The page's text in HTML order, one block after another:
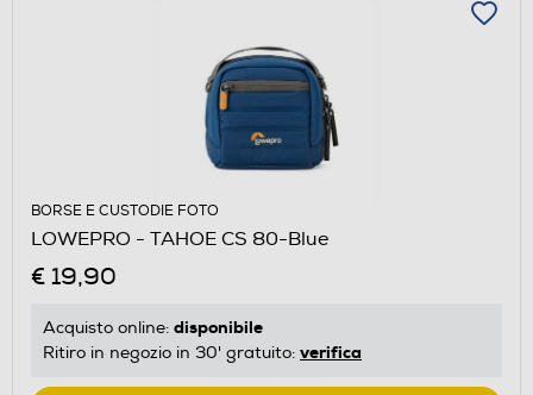
BORSE E CUSTODIE FOTO
LOWEPRO - TAHOE CS 80-Blue
€ 19,90
Acquisto online: disponibile
Ritiro in negozio in 30' gratuito: verifica